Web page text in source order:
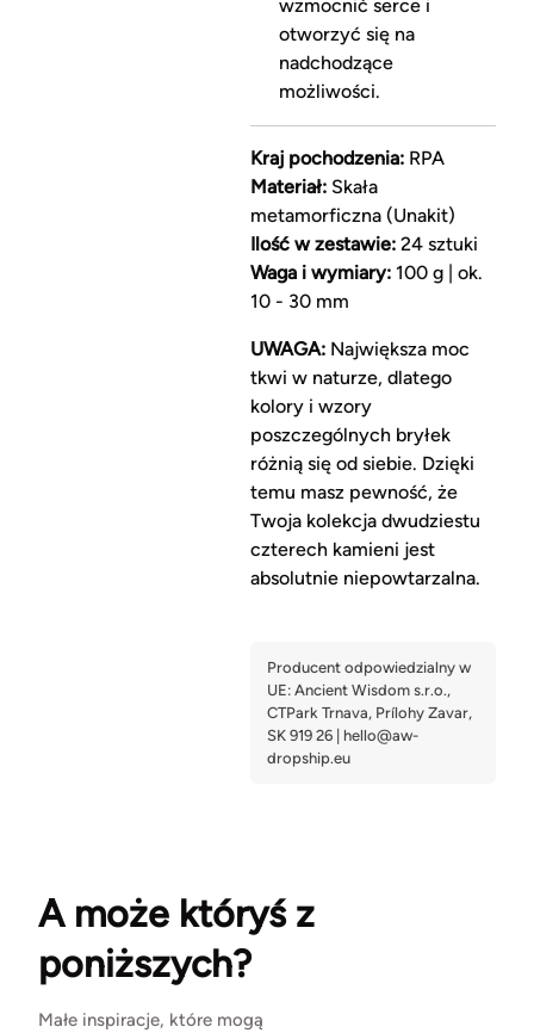
wzmocnić serce i
otworzyć się na
nadchodzące
możliwości.
Kraj pochodzenia:RPA
Materiał:Skała
metamorficzna (Unakit)
Ilość w zestawie:24 sztuki
Waga i wymiary:100 g | ok.
10 - 30 mm
UWAGA:Największa moc
tkwi w naturze, dlatego
kolory i wzory
poszczególnych bryłek
różnią się od siebie. Dzięki
temu masz pewność, że
Twoja kolekcja dwudziestu
czterech kamieni jest
absolutnie niepowtarzalna.
A może któryś z
poniższych?
Małe inspiracje, które mogą